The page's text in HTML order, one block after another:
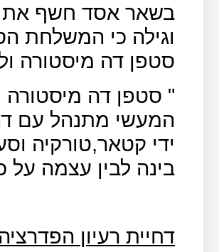
בשאר אסד חשף את
וגילה כי המשלחת
סטפן דה מיסטורה
" סטפן דה
המעשי מתנהל עם
ידי קטאר,טורקיה
בינה לבין עצמה
דחיית רעיון הפדרציה